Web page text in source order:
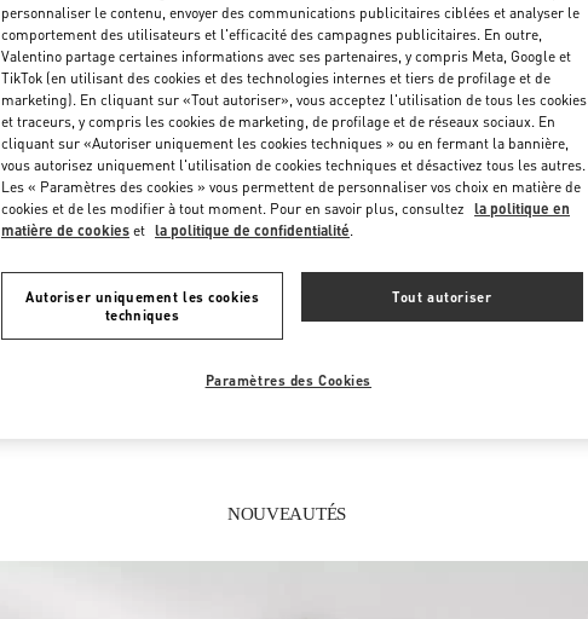
Vendredi 10:00 AM-9:00 PM
Samedi 10:00 AM-9:00 PM
CE QUE VOUS TROUVEREZ DANS CETTE BOUTIQUE
SACS FEMME
NOUVEAUTÉS
personnaliser le contenu, envoyer des communications publicitaires ciblées et analyser le
comportement des utilisateurs et l'efficacité des campagnes publicitaires. En outre,
Valentino partage certaines informations avec ses partenaires, y compris Meta, Google et
TikTok (en utilisant des cookies et des technologies internes et tiers de profilage et de
marketing). En cliquant sur «Tout autoriser», vous acceptez l'utilisation de tous les cookies
et traceurs, y compris les cookies de marketing, de profilage et de réseaux sociaux. En
cliquant sur «Autoriser uniquement les cookies techniques » ou en fermant la bannière,
vous autorisez uniquement l'utilisation de cookies techniques et désactivez tous les autres.
Les « Paramètres des cookies » vous permettent de personnaliser vos choix en matière de
cookies et de les modifier à tout moment. Pour en savoir plus, consultez la politique en
matière de cookies et la politique de confidentialité.
Autoriser uniquement les cookies
techniques
Tout autoriser
Paramètres des Cookies